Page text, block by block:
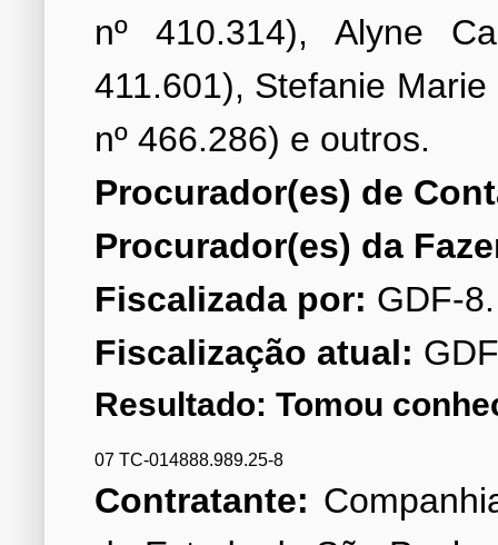
nº 410.314), Alyne
411.601), Stefanie
Procurador(es) de
Procurador(es) da
Fiscalizada por:
Fiscalização atual:
Resultado: Tomou
07 TC-014888.989.25-8
Contratante: